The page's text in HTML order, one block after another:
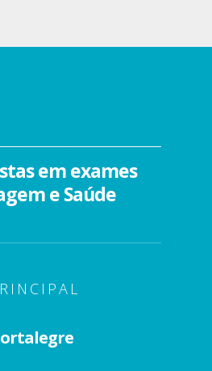
em exames
e Saúde